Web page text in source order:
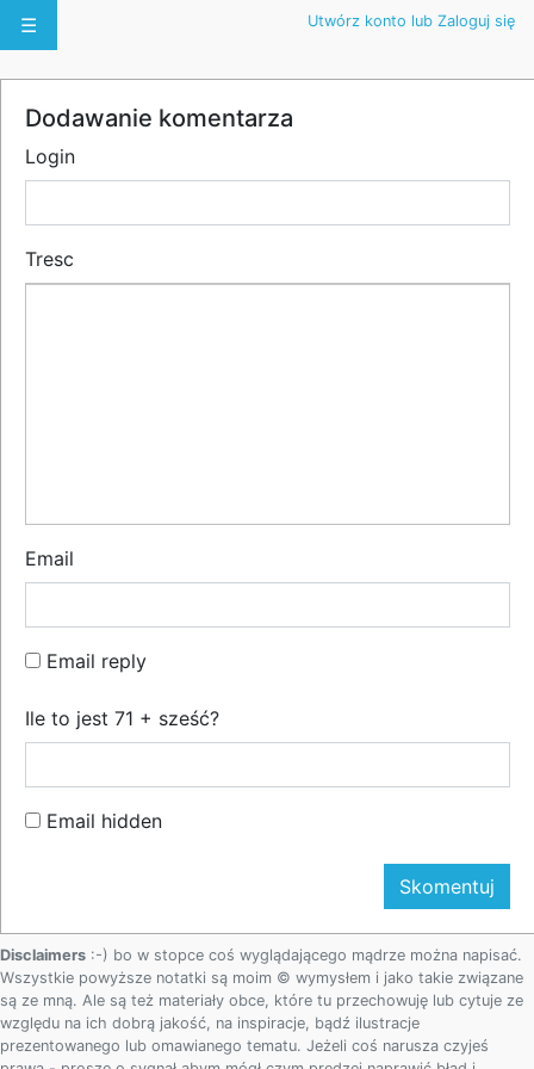
☰ Utwórz konto lub Zaloguj się
Dodawanie komentarza
Login
Tresc
Email
Email reply
Ile to jest 71 + sześć?
Email hidden
Disclaimers :-) bo w stopce coś wyglądającego mądrze można napisać.
Wszystkie powyższe notatki są moim © wymysłem i jako takie związane
są ze mną. Ale są też materiały obce, które tu przechowuję lub cytuje ze
względu na ich dobrą jakość, na inspiracje, bądź ilustracje
prezentowanego lub omawianego tematu. Jeżeli coś narusza czyjeś